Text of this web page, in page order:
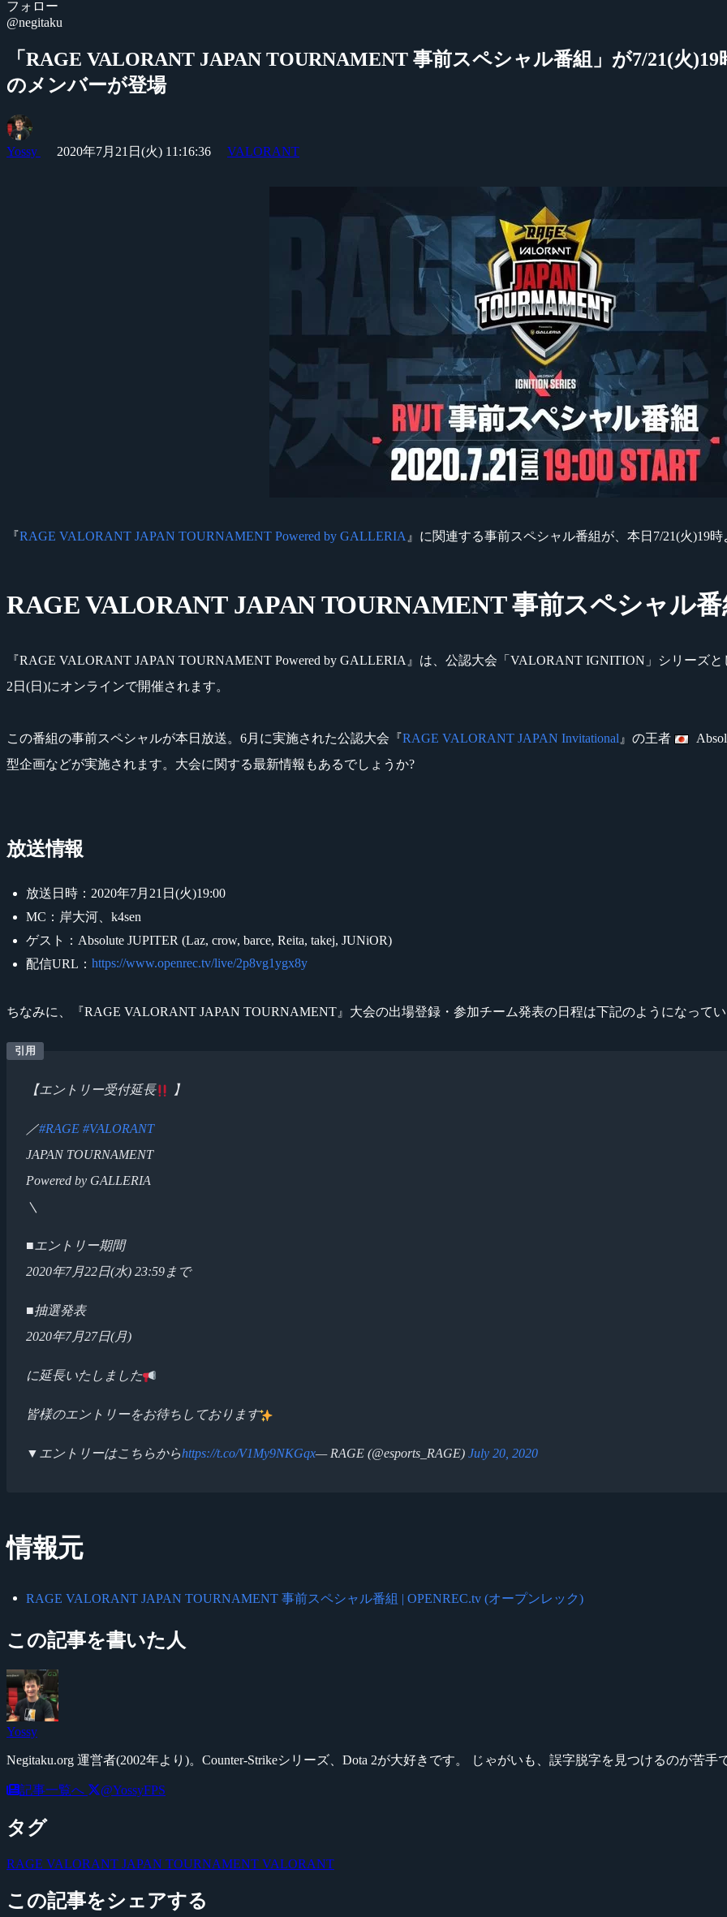
フォロー
@negitaku
「RAGE VALORANT JAPAN TOURNAMENT 事前スペシャル番組」が7/21(火
のメンバーが登場
Yossy 2020年7月21日(火) 11:16:36 VALORANT
『RAGE VALORANT JAPAN TOURNAMENT Powered by GALLERIA 』に関連する事前スペシャル番組が、本日7/21(火)19
RAGE VALORANT JAPAN TOURNAMENT 事前スペシャル
『RAGE VALORANT JAPAN TOURNAMENT Powered by GALLERIA』は、公認大会「VALORANT IGNITION」シリーズ
2日(日)にオンラインで開催されます。
この番組の事前スペシャルが本日放送。6月に実施された公認大会『RAGE VALORANT JAPAN Invitational 』の王者
型企画などが実施されます。大会に関する最新情報もあるでしょうか?
放送情報
放送日時：2020年7月21日(火)19:00
MC：岸大河、k4sen
ゲスト：Absolute JUPITER (Laz, crow, barce, Reita, takej, JUNiOR)
配信URL： https://www.openrec.tv/live/2p8vg1ygx8y
ちなみに、『RAGE VALORANT JAPAN TOURNAMENT』大会の出場登録・参加チーム発表の日程は下記のようになって
【エントリー受付延長 】
／#RAGE #VALORANT
JAPAN TOURNAMENT
Powered by GALLERIA
＼
■エントリー期間
2020年7月22日(水) 23:59まで
■抽選発表
2020年7月27日(月)
に延長いたしました
皆様のエントリーをお待ちしております
▼エントリーはこちらからhttps://t.co/V1My9NKGqx— RAGE (@esports_RAGE) July 20, 2020
情報元
RAGE VALORANT JAPAN TOURNAMENT 事前スペシャル番組 | OPENREC.tv (オープンレック)
この記事を書いた人
Yossy
Negitaku.org 運営者(2002年より)。Counter-Strikeシリーズ、Dota 2が大好きです。 じゃがいも、誤字脱字を見つけるのが苦
記事一覧へ @YossyFPS
タグ
RAGE VALORANT JAPAN TOURNAMENT VALORANT
この記事をシェアする